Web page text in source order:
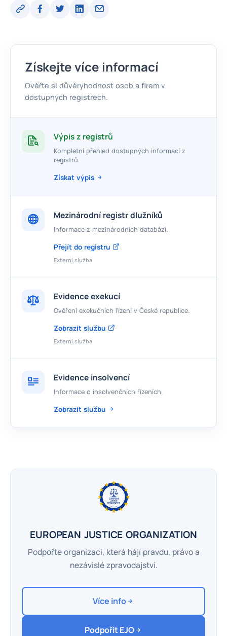
Získejte více informací
Ověřte si důvěryhodnost osob a firem v
dostupných registrech.
Výpis z registrů
Kompletní přehled dostupných informací z
registrů.
Získat výpis
Mezinárodní registr dlužníků
Informace z mezinárodních databází.
Přejít do registru
Externí služba
Evidence exekucí
Ověření exekučních řízení v České republice.
Zobrazit službu
Externí služba
Evidence insolvencí
Informace o insolvenčních řízeních.
Zobrazit službu
EUROPEAN JUSTICE ORGANIZATION
Podpořte organizaci, která hájí pravdu, právo a
nezávislé zpravodajství.
Více info
Podpořit EJO